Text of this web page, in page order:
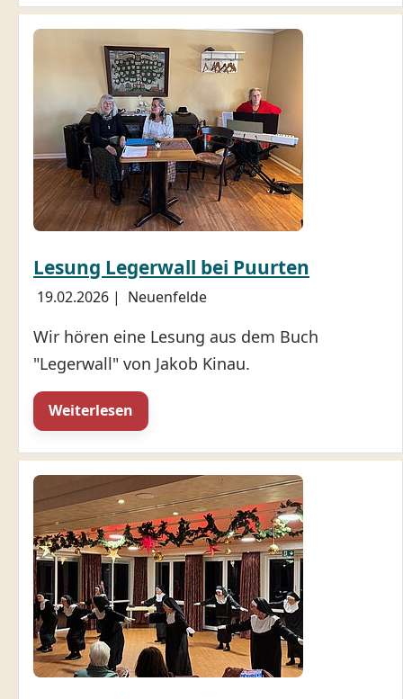
Lesung Legerwall bei Puurten
19.02.2026 | Neuenfelde
Wir hören eine Lesung aus dem Buch
"Legerwall" von Jakob Kinau.
Weiterlesen